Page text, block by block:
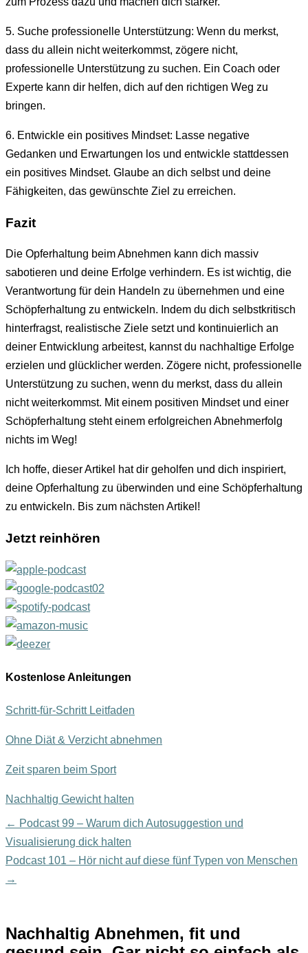
5. Suche professionelle Unterstützung: Wenn du merkst,
dass du allein nicht weiterkommst, zögere nicht,
professionelle Unterstützung zu suchen. Ein Coach oder
Experte kann dir helfen, dich auf den richtigen Weg zu
bringen.
6. Entwickle ein positives Mindset: Lasse negative
Gedanken und Erwartungen los und entwickle stattdessen
ein positives Mindset. Glaube an dich selbst und deine
Fähigkeiten, das gewünschte Ziel zu erreichen.
Fazit
Die Opferhaltung beim Abnehmen kann dich massiv
sabotieren und deine Erfolge verhindern. Es ist wichtig, die
Verantwortung für dein Handeln zu übernehmen und eine
Schöpferhaltung zu entwickeln. Indem du dich selbstkritisch
hinterfragst, realistische Ziele setzt und kontinuierlich an
deiner Entwicklung arbeitest, kannst du nachhaltige Erfolge
erzielen und glücklicher werden. Zögere nicht, professionelle
Unterstützung zu suchen, wenn du merkst, dass du allein
nicht weiterkommst. Mit einem positiven Mindset und einer
Schöpferhaltung steht einem erfolgreichen Abnehmerfolg
nichts im Weg!
Ich hoffe, dieser Artikel hat dir geholfen und dich inspiriert,
deine Opferhaltung zu überwinden und eine Schöpferhaltung
zu entwickeln. Bis zum nächsten Artikel!
Jetzt reinhören
Kostenlose Anleitungen
Schritt-für-Schritt Leitfaden
Ohne Diät & Verzicht abnehmen
Zeit sparen beim Sport
Nachhaltig Gewicht halten
← Podcast 99 – Warum dich Autosuggestion und
Visualisierung dick halten
Podcast 101 – Hör nicht auf diese fünf Typen von Menschen
→
Nachhaltig Abnehmen, fit und